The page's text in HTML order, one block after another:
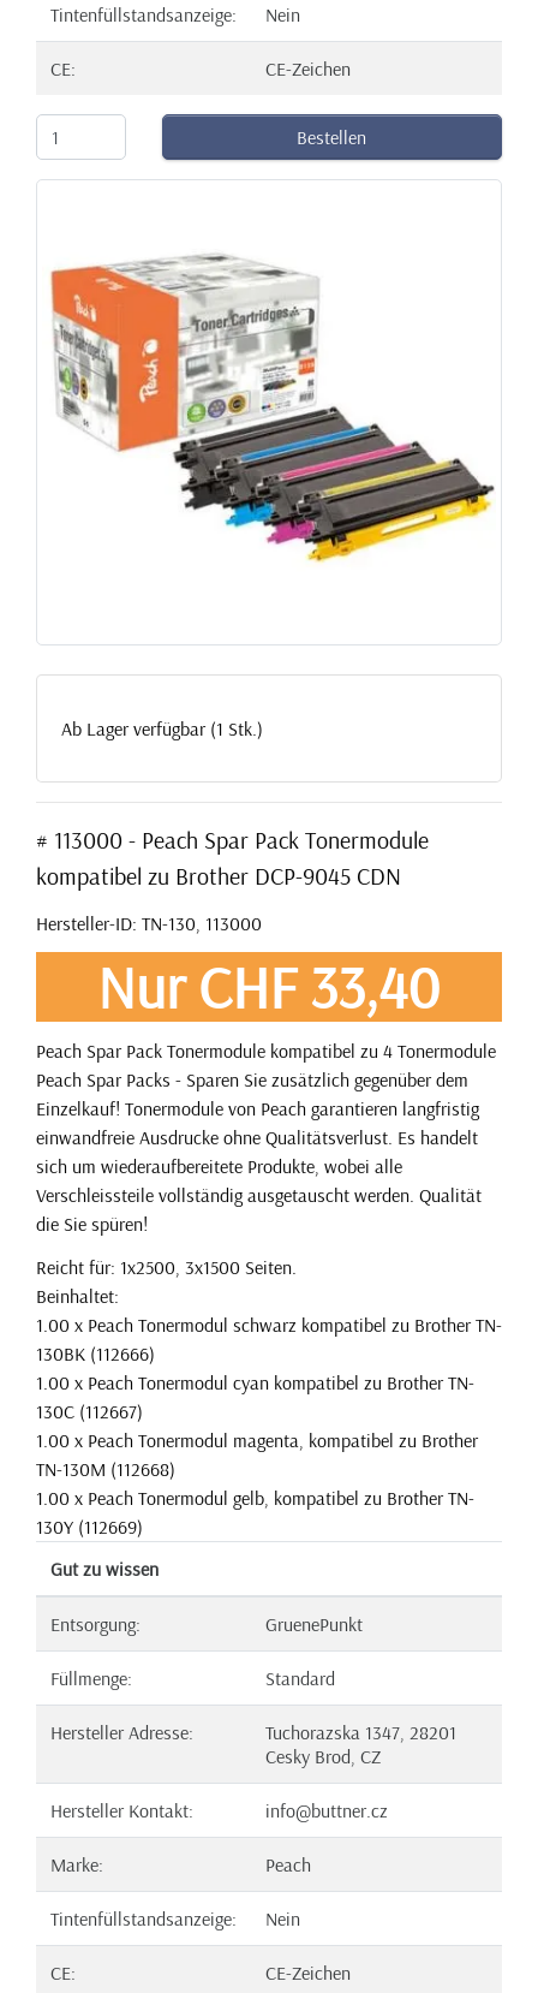
Tintenfüllstandsanzeige: Nein
CE: CE-Zeichen
Bestellen
Ab Lager verfügbar (1 Stk.)
# 113000 - Peach Spar Pack Tonermodule
kompatibel zu Brother DCP-9045 CDN
Hersteller-ID: TN-130, 113000
Nur CHF 33,40
Peach Spar Pack Tonermodule kompatibel zu 4 Tonermodule
Peach Spar Packs - Sparen Sie zusätzlich gegenüber dem
Einzelkauf! Tonermodule von Peach garantieren langfristig
einwandfreie Ausdrucke ohne Qualitätsverlust. Es handelt
sich um wiederaufbereitete Produkte, wobei alle
Verschleissteile vollständig ausgetauscht werden. Qualität
die Sie spüren!
Reicht für: 1x2500, 3x1500 Seiten.
Beinhaltet:
1.00 x Peach Tonermodul schwarz kompatibel zu Brother TN-
130BK (112666)
1.00 x Peach Tonermodul cyan kompatibel zu Brother TN-
130C (112667)
1.00 x Peach Tonermodul magenta, kompatibel zu Brother
TN-130M (112668)
1.00 x Peach Tonermodul gelb, kompatibel zu Brother TN-
130Y (112669)
Gut zu wissen
Entsorgung: GruenePunkt
Füllmenge: Standard
Hersteller Adresse:
Tuchorazska 1347, 28201
Cesky Brod, CZ
Hersteller Kontakt: info@buttner.cz
Marke: Peach
Tintenfüllstandsanzeige: Nein
CE: CE-Zeichen